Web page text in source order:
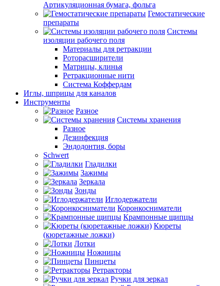
Артикуляционная бумага, фольга
Гемостатические
препараты
Системы
изоляции рабочего поля
Материалы для ретракции
Роторасширители
Матрицы, клинья
Ретракционные нити
Система Коффердам
Иглы, шприцы для каналов
Инструменты
Разное
Системы хранения
Разное
Дезинфекция
Эндодонтия, боры
Schwert
Гладилки
Зажимы
Зеркала
Зонды
Иглодержатели
Коронкосниматели
Крампонные щипцы
Кюреты
(кюретажные ложки)
Лотки
Ножницы
Пинцеты
Ретракторы
Ручки для зеркал